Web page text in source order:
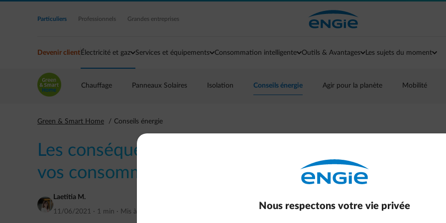
Accéder au contenu principal
Particuliers Professionnels Grandes entreprises
Devenir client Électricité et gaz Services et équipements Consommation intelligente Outils & Avantages Les sujets du moment
Chauffage Panneaux Solaires Isolation Conseils énergie Agir pour la planète Mobilité
Green & Smart Home Conseils énergie
Les conséquences d’un printemps froid sur
vos consommations d’énergie
Laetitia M.
11/06/2021 · 1 min · Mis à jour
Nous respectons votre vie privée